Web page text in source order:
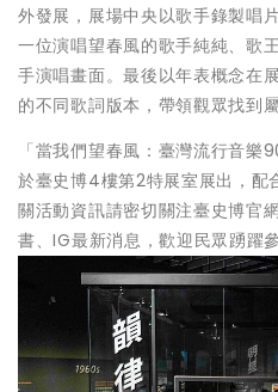
外發展，展場中央以歌手錄製唱
一位演唱望春風的歌手純純、歌
手演唱畫面。最後以年表概念在
的不同歌詞版本，帶領觀眾找到
「當我們望春風：臺灣流行音樂
於臺史博4樓第2特展室展出，配
關活動資訊請密切關注臺史博
書、IG最新消息，歡迎民眾踴躍參